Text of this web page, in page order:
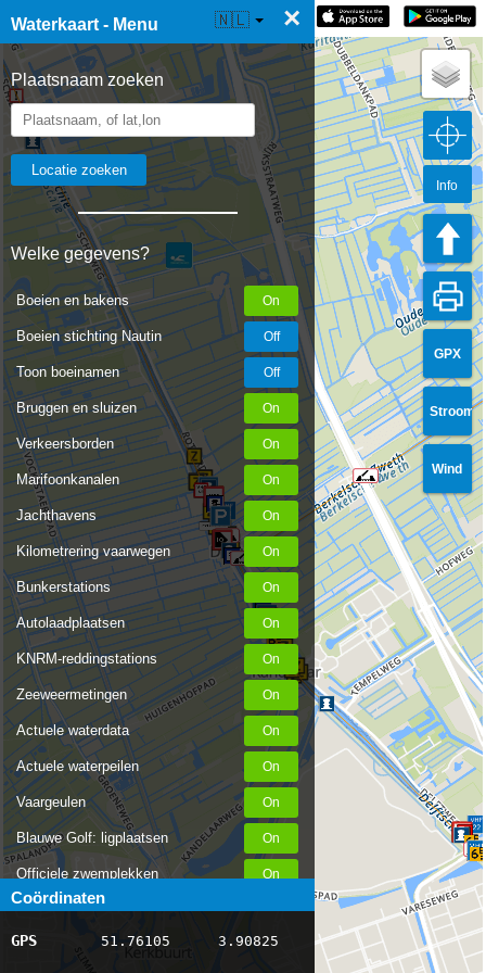
Waterkaart - Menu ×
Plaatsnaam zoeken
Welke gegevens?
Boeien en bakens
Boeien stichting Nautin
Toon boeinamen
Bruggen en sluizen
Verkeersborden
Marifoonkanalen
Jachthavens
Kilometrering vaarwegen
Bunkerstations
Autolaadplaatsen
KNRM-reddingstations
Zeeweermetingen
Actuele waterdata
Actuele waterpeilen
Vaargeulen
Blauwe Golf: ligplaatsen
Officiele zwemplekken
Stremmingen/hinder
AIS scheepsposities
Coördinaten
GPS 51.76105 3.90825
☰ Waterkaart Live 🇳🇱
GPX
Stroom
Wind
Info